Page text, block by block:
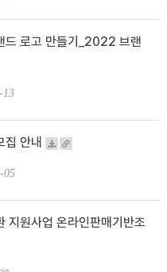
드 로고 만들기_2022 브랜
13
안내
05
원사업 온라인판매기반조